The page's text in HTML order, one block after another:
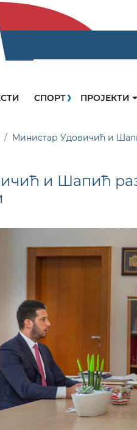
СПОРТ ПРОЈЕКТИ
Министар Удовичић и
и Шапић